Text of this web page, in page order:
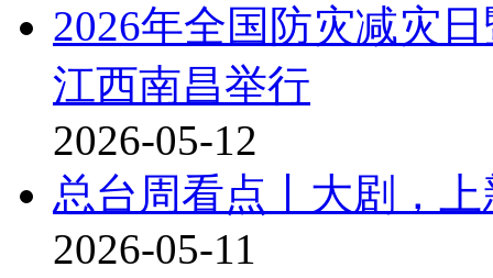
2026年全国防灾减灾
江西南昌举行
2026-05-12
总台周看点丨大剧，上
2026-05-11